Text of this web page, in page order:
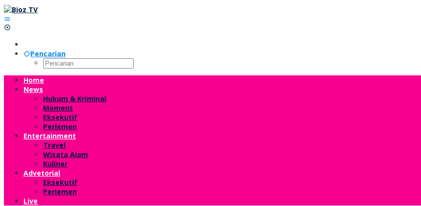
Lewati
ke
konten
Pencarian
Home
News
Hukum & Kriminal
Moment
Eksekutif
Perlemen
Entertainment
Travel
Wisata Alam
Kuliner
Advetorial
Eksekutif
Perlemen
Live